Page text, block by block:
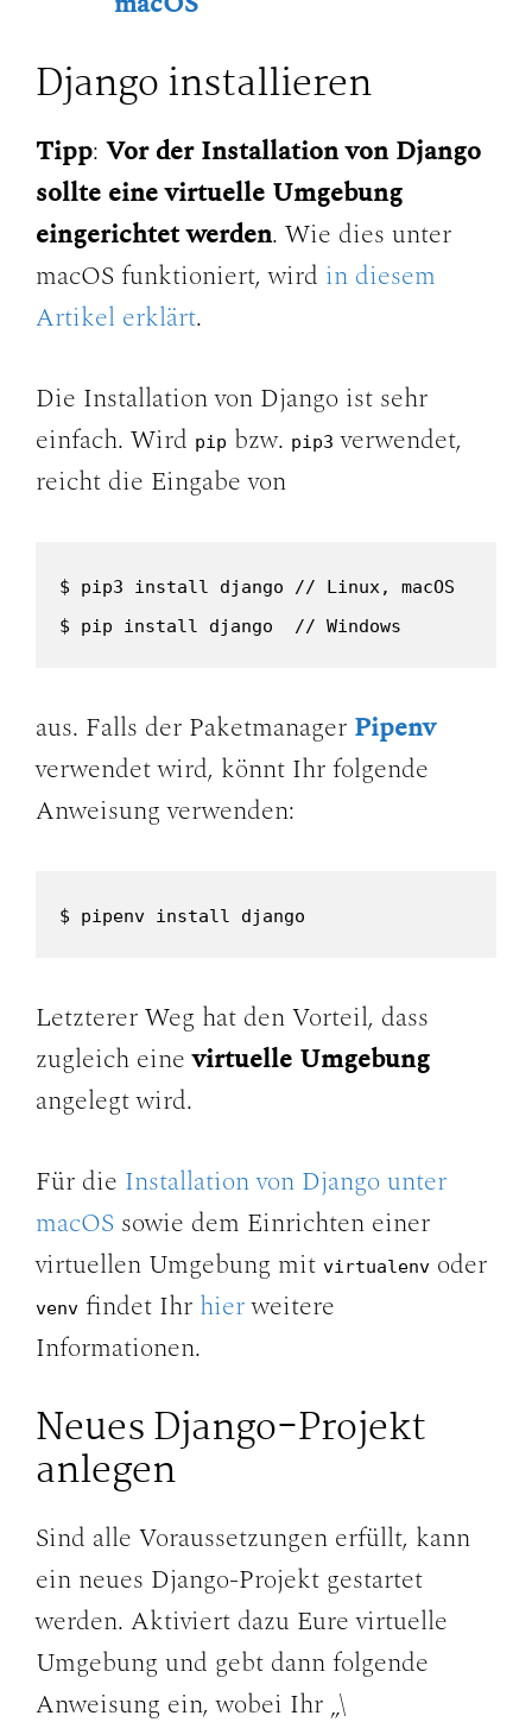
Django installieren
Tipp: Vor der Installation von Django
sollte eine virtuelle Umgebung
eingerichtet werden. Wie dies unter
macOS funktioniert, wird in diesem
Artikel erklärt.
Die Installation von Django ist sehr
einfach. Wird pip bzw. pip3 verwendet,
reicht die Eingabe von
$ pip3 install django // Linux, macOS
$ pip install django  // Windows
aus. Falls der Paketmanager Pipenv
verwendet wird, könnt Ihr folgende
Anweisung verwenden:
$ pipenv install django
Letzterer Weg hat den Vorteil, dass
zugleich einevirtuelle Umgebung
angelegt wird.
Für die Installation von Django unter
macOS sowie dem Einrichten einer
virtuellen Umgebung mit virtualenv oder
venv findet Ihr hierweitere
Informationen.
Neues Django-Projekt
anlegen
Sind alle Voraussetzungen erfüllt, kann
ein neues Django-Projekt gestartet
werden. Aktiviert dazu Eure virtuelle
Umgebung und gebt dann folgende
Anweisung ein, wobei Ihr „\